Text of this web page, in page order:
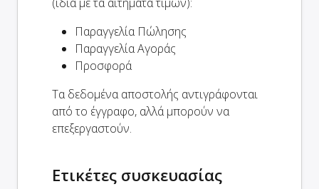
Παραγγελία Πώλησης
Παραγγελία Αγοράς
Προσφορά
Τα δεδομένα αποστολής αντιγράφονται
από το έγγραφο, αλλά μπορούν να
επεξεργαστούν.
Ετικέτες συσκευασίας